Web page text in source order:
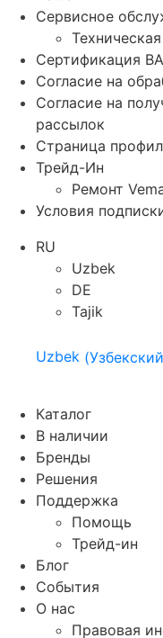
Сервисное
Сертификация
Согласие на
Согласие на
рассылок
Страница
Трейд-Ин
Ремонт
Условия
RU
Uzbek
DE
Tajik
Uzbek (Узбекский
Каталог
В наличии
Бренды
Решения
Поддержка
Помощь
Трейд-ин
Блог
События
О нас
Правовая